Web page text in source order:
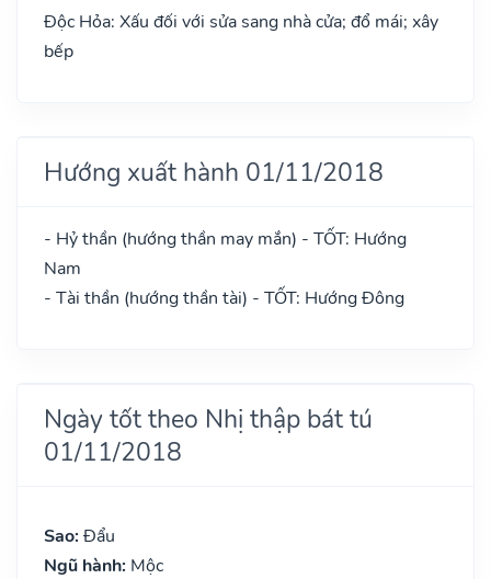
Độc Hỏa: Xấu đối với sửa sang nhà cửa; đổ mái; xây
bếp
Hướng xuất hành 01/11/2018
- Hỷ thần (hướng thần may mắn) - TỐT: Hướng
Nam
- Tài thần (hướng thần tài) - TỐT: Hướng Đông
Ngày tốt theo Nhị thập bát tú
01/11/2018
Sao: Đẩu
Ngũ hành: Mộc